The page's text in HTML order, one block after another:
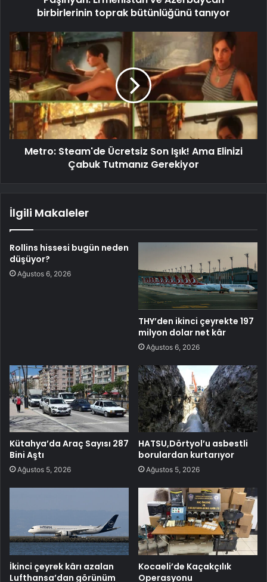
birbirlerinin toprak bütünlüğünü tanıyor
Metro: Steam'de Ücretsiz Son Işık! Ama Elinizi
Çabuk Tutmanız Gerekiyor
İlgili Makaleler
Rollins hissesi bugün neden
düşüyor?
Ağustos 6, 2026
THY’den ikinci çeyrekte 197
milyon dolar net kâr
Ağustos 6, 2026
Kütahya’da Araç Sayısı 287
Bini Aştı
Ağustos 5, 2026
HATSU,Dörtyol’u asbestli
borulardan kurtarıyor
Ağustos 5, 2026
İkinci çeyrek kârı azalan
Lufthansa’dan görünüm
Kocaeli’de Kaçakçılık
Operasyonu